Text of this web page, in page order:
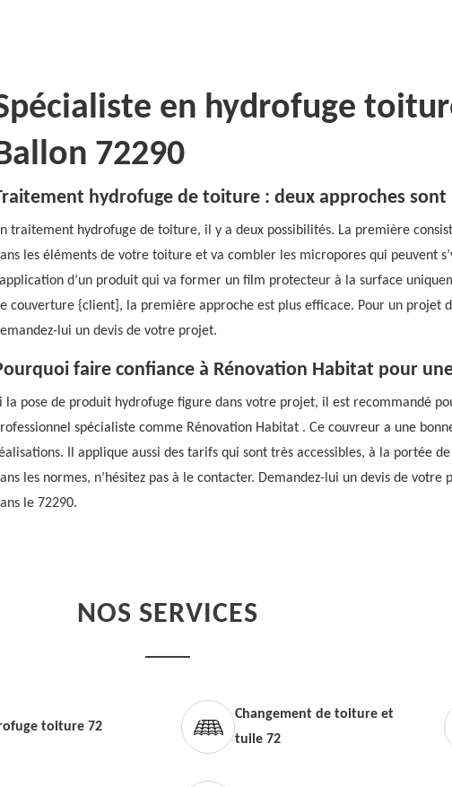
en hydrofuge
72290
hydrofuge de toiture : deux approches sont
traitement hydrofuge de toiture, il y a deux possibilités. La première
les éléments de votre toiture et va combler les micropores qui peuvent
d’un produit qui va former un film protecteur à la surface
couverture {client], la première approche est plus efficace. Pour un projet
lui un devis de votre projet.
faire confiance à Rénovation Habitat pour
la pose de produit hydrofuge figure dans votre projet, il est recommandé
spécialiste comme Rénovation Habitat . Ce couvreur a une
Il applique aussi des tarifs qui sont très accessibles, à la portée
les normes, n’hésitez pas à le contacter. Demandez-lui un devis de votre
le 72290.
NOS SERVICES
toiture 72
Changement de toiture et
tuile 72